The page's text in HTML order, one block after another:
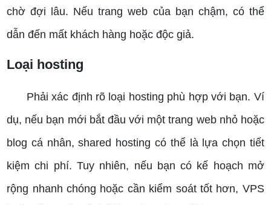
chờ đợi lâu. Nếu trang web của bạn chậm, có thể
dẫn đến mất khách hàng hoặc độc giả.
Loại hosting
Phải xác định rõ loại hosting phù hợp với bạn. Ví
dụ, nếu bạn mới bắt đầu với một trang web nhỏ hoặc
blog cá nhân, shared hosting có thể là lựa chọn tiết
kiệm chi phí. Tuy nhiên, nếu bạn có kế hoạch mở
rộng nhanh chóng hoặc cần kiểm soát tốt hơn, VPS